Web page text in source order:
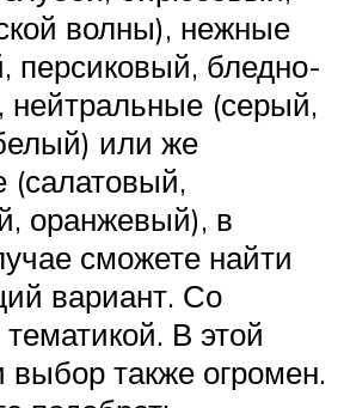
волны), нежные
персиковый, бледно-
нейтральные (серый,
или же
(салатовый,
оранжевый), в
сможете найти
вариант. Со
В этой
выбор также огромен.